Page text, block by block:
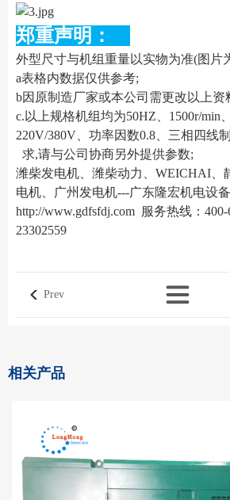
郑重声明：
外型尺寸与机组重量以实物为准(图片
a表格内数据仅供参考;
b因原制造厂家或本公司需更改以上资
c.以上规格机组均为50HZ、1500r/min
220V/380V、功率因数0.8、三相四线
求,请与公司协商另外提供参数;
潍柴发电机、潍柴动力、WEICHAI、
电机、广州发电机---广东隆宏机电设
http://www.gdfsfdj.com 服务热线：
23302559
Prev
相关产品